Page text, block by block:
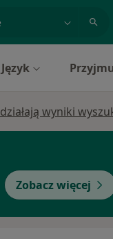
Język
działają wyniki
Zobacz więcej